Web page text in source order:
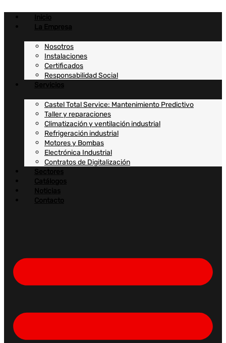
contenido
Inicio
La Empresa
Nosotros
Instalaciones
Certificados
Responsabilidad Social
Servicios
Castel Total Service: Mantenimiento Predictivo
Taller y reparaciones
Climatización y ventilación industrial
Refrigeración industrial
Motores y Bombas
Electrónica Industrial
Contratos de Digitalización
Sectores
Catálogos
Noticias
Contacto